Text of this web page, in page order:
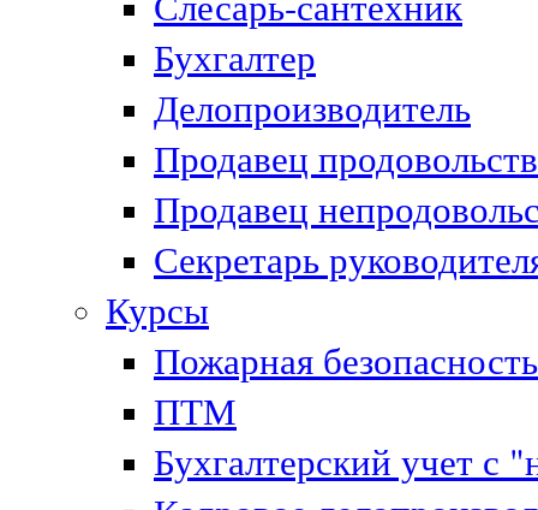
Бухгалтер
Делопроизводитель
Продавец
Продавец
Секретарь
Курсы
Пожарная безопасность
ПТМ
Бухгалтерский учет с